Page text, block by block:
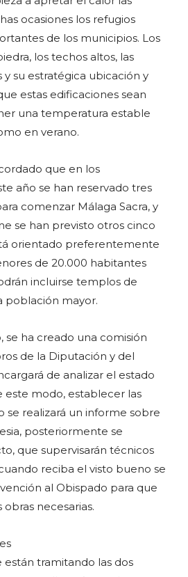
ocasiones los refugios
de los municipios. Los
los techos altos, las
su estratégica ubicación y
estas edificaciones sean
una temperatura estable
en verano.
que en los
año se han reservado tres
comenzar Málaga Sacra, y
se han previsto otros cinco
orientado preferentemente
de 20.000 habitantes
incluirse templos de
población mayor.
se ha creado una comisión
de la Diputación y del
de analizar el estado
este modo, establecer las
se realizará un informe sobre
posteriormente se
que supervisarán técnicos
reciba el visto bueno se
al Obispado para que
necesarias.
tramitando las dos